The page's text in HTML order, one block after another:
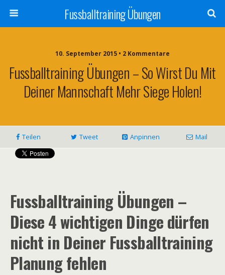
Fussballtraining Übungen
10. September 2015 • 2 Kommentare
Fussballtraining Übungen – So Wirst Du Mit
Deiner Mannschaft Mehr Siege Holen!
Teilen Tweet Anpinnen Mail
Fussballtraining Übungen –
Diese 4 wichtigen Dinge dürfen
nicht in Deiner Fussballtraining
Planung fehlen